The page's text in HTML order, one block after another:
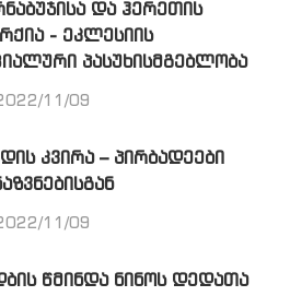
ᲓᲐ ᲰᲔᲠᲔᲗᲘᲡ
- ᲔᲙᲚᲔᲡᲘᲘᲡ
ᲞᲐᲡᲣᲮᲘᲡᲛᲒᲔᲑᲚᲝᲑᲐ
11/09
ᲙᲕᲘᲠᲐ – ᲞᲘᲠᲑᲐᲓᲔᲔᲑᲘ
11/09
ᲬᲛᲘᲜᲓᲐ ᲜᲘᲜᲝᲡ ᲓᲔᲓᲐᲗᲐ